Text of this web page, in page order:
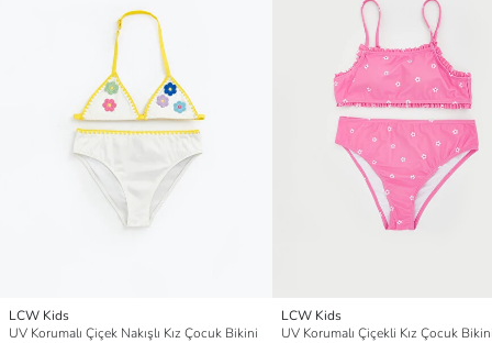
LCW Kids
UV Korumalı Çiçek Nakışlı Kız Çocuk Bikini
LCW Kids
UV Korumalı Çiçekli Kız Çocuk